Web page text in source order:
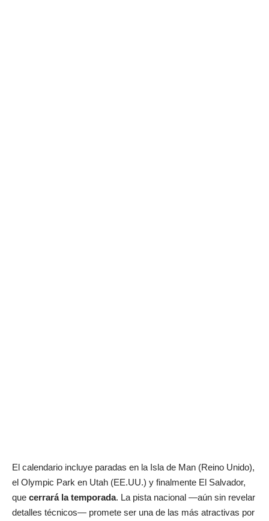
El calendario incluye paradas en la Isla de Man (Reino Unido),
el Olympic Park en Utah (EE.UU.) y finalmente El Salvador,
que cerrará la temporada. La pista nacional —aún sin revelar
detalles técnicos— promete ser una de las más atractivas por